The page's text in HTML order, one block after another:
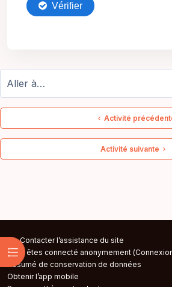
Ouvrir l’index du cours
Activité
Aller à…
Activité suivante
Contacter l’assistance du site
Vous êtes connecté anonymement (
Résumé de conservation de données
Obtenir l’app mobile